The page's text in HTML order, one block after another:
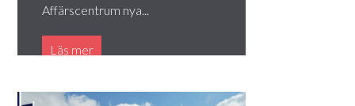
Affärscentrum nya...
Läs mer